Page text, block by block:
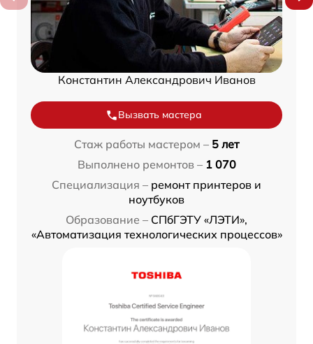
Константин Александрович Иванов
Вызвать мастера
Стаж работы мастером – 5 лет
Выполнено ремонтов – 1 070
Специализация – ремонт принтеров и
ноутбуков
Образование – СПбГЭТУ «ЛЭТИ»,
«Автоматизация технологических процессов»